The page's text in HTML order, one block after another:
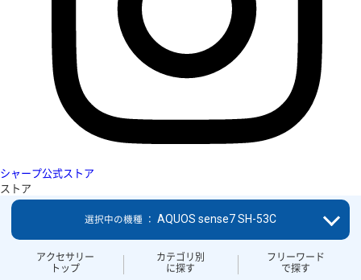
シャープ公式ストア
ストア
アクセサリー
トップ
カテゴリ別
に探す
フリーワード
で探す
選択中の機種 ： AQUOS sense7 SH-53C